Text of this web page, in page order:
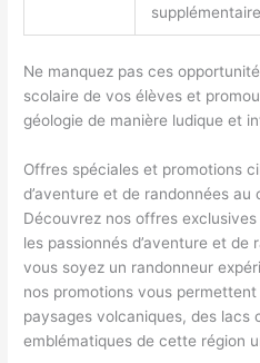
Ne manquez pas ces
scolaire de vos élèves et
géologie de manière ludique et
Offres spéciales et promotions
d’aventure et de randonnées au
Découvrez nos offres
les passionnés d’aventure et de
vous soyez un randonneur
nos promotions vous
paysages volcaniques, des lacs
emblématiques de cette région